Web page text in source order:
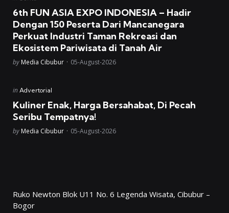
6th FUN ASIA EXPO INDONESIA – Hadir
Dengan 150 Peserta Dari Mancanegara
Perkuat Industri Taman Rekreasi dan
Ekosistem Pariwisata di Tanah Air
Posted
by Media Cibubur 05-August-2026
Posted
in Advertorial
Kuliner Enak, Harga Bersahabat, Di Pecah
Seribu Tempatnya!
Posted
by Media Cibubur 05-August-2026
Ruko Newton Blok U11 No. 6 Legenda Wisata, Cibubur –
Bogor